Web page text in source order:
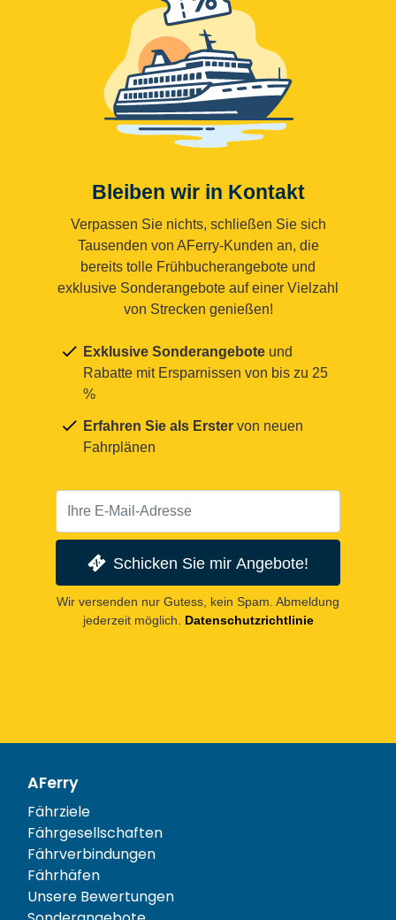
Bleiben wir in Kontakt
Verpassen Sie nichts, schließen Sie sich
Tausenden von AFerry-Kunden an, die
bereits tolle Frühbucherangebote und
exklusive Sonderangebote auf einer Vielzahl
von Strecken genießen!
Exklusive Sonderangebote und
Rabatte mit Ersparnissen von bis zu 25
%
Erfahren Sie als Erster von neuen
Fahrplänen
Schicken Sie mir Angebote!
Wir versenden nur Gutess, kein Spam. Abmeldung
jederzeit möglich.
Datenschutzrichtlinie
AFerry
Fährziele
Fährgesellschaften
Fährverbindungen
Fährhäfen
Unsere Bewertungen